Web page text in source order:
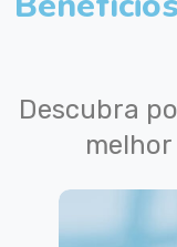
Descubra